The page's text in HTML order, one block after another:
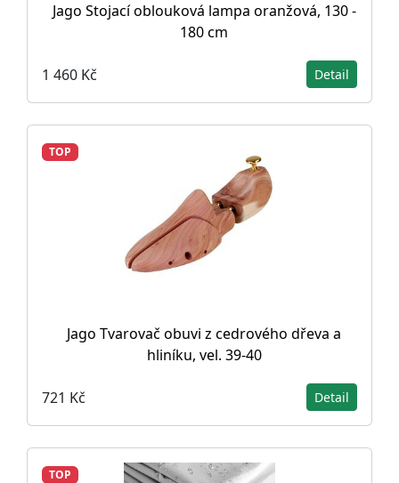
Jago Stojací oblouková lampa oranžová, 130 -
180 cm
1 460 Kč Detail
TOP
Jago Tvarovač obuvi z cedrového dřeva a
hliníku, vel. 39-40
721 Kč Detail
TOP